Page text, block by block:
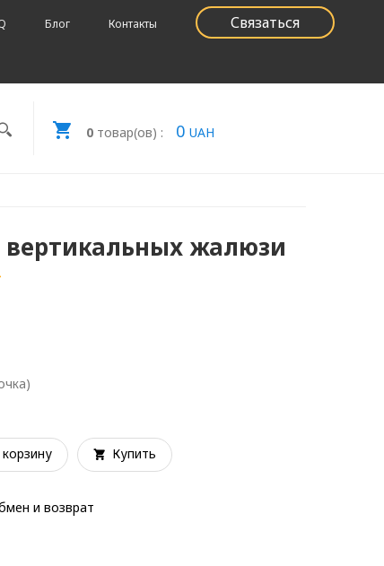
Блог Контакты Связаться
0товар(ов) : 0 UAH
вертикальных жалюзи
Купить
и возврат